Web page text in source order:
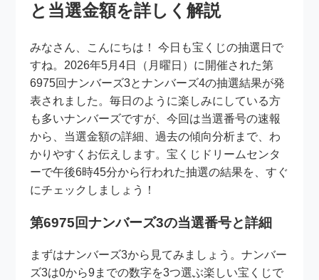
と当選金額を詳しく解説
みなさん、こんにちは！ 今日も宝くじの抽選日で
すね。2026年5月4日（月曜日）に開催された第
6975回ナンバーズ3とナンバーズ4の抽選結果が発
表されました。毎日のように楽しみにしている方
も多いナンバーズですが、今回は当選番号の速報
から、当選金額の詳細、過去の傾向分析まで、わ
かりやすくお伝えします。宝くじドリームセンタ
ーで午後6時45分から行われた抽選の結果を、すぐ
にチェックしましょう！
第6975回ナンバーズ3の当選番号と詳細
まずはナンバーズ3から見てみましょう。ナンバー
ズ3は0から9までの数字を3つ選ぶ楽しい宝くじで